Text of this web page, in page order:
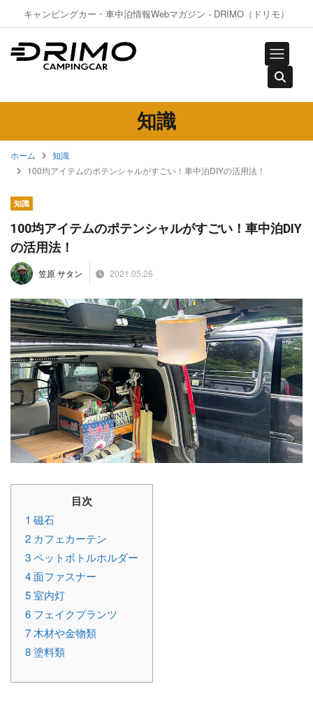
キャンピングカー・車中泊情報Webマガジン - DRIMO（ドリモ）
知識
ホーム
知識
100均アイテムのポテンシャルがすごい！車中泊DIYの活用法！
知識
100均アイテムのポテンシャルがすごい！車中泊DIY
の活用法！
笠原 サタン 2021.05.26
目次
1 磁石
2 カフェカーテン
3ペットボトルホルダー
4面ファスナー
5室内灯
6 フェイクプランツ
7 木材や金物類
8塗料類